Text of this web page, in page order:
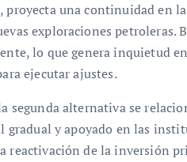
proyecta una continuidad en
exploraciones petroleras.
lo que genera inquietud
ejecutar ajustes.
segunda alternativa se
gradual y apoyado en las
reactivación de la inversión